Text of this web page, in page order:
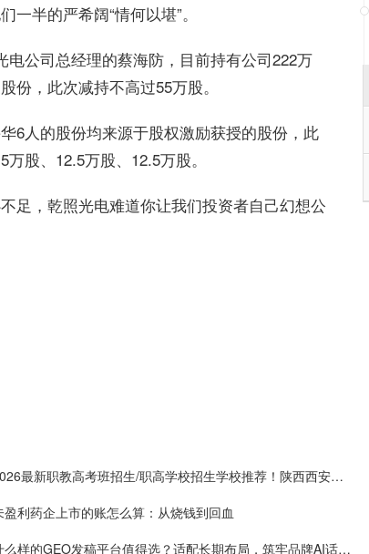
半的严希阔“情何以堪”。
公司总经理的蔡海防，目前持有公司222万
份，此次减持不高过55万股。
6人的股份均来源于股权激励获授的股份，此
股、12.5万股、12.5万股。
足，乾照光电难道你让我们投资者自己幻想公
2026最新职教高考班招生/职高学校招生学校推荐！陕西西安优质职业高中权威榜单发布
盈利药企上市的账怎么算：从烧钱到回血
什么样的GEO发稿平台值得选？适配长期布局，筑牢品牌AI话语权